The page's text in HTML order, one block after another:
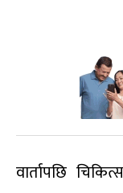
वार्तापछि